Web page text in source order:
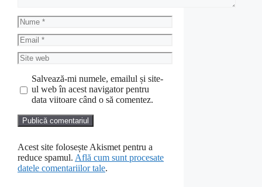
Nume
Email
Site
web
Salvează-mi numele, emailul și site-
ul web în acest navigator pentru
data viitoare când o să comentez.
Acest site folosește Akismet pentru a
reduce spamul. Află cum sunt procesate
datele comentariilor tale.